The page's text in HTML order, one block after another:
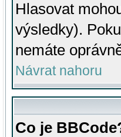
Hlasovat
výsledky).
nemáte
Návrat nahoru
Co je